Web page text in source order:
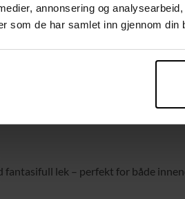
annonsering og
som de har samlet inn gjennom din
lek – perfekt for både